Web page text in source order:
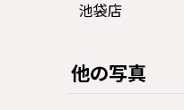
池袋店
他の写真